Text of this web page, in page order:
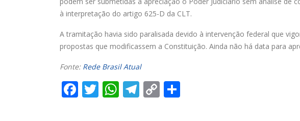
à interpretação do artigo 625-D da CLT.
A tramitação havia sido paralisada devido à intervenção federal que
propostas que modificassem a Constituição. Ainda não há data para
Fonte: Rede Brasil Atual
Facebook
Twitter
WhatsApp
Telegram
Copy